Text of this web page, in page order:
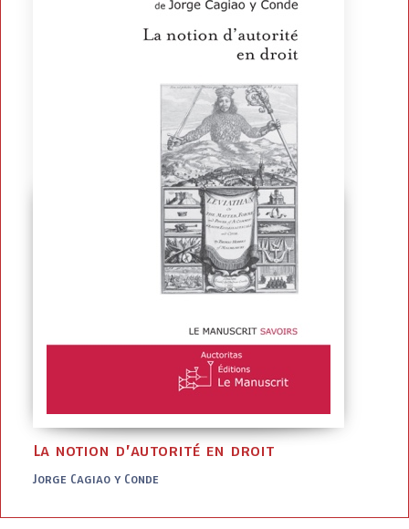
La notion d’autorité en droit
Jorge Cagiao y Conde